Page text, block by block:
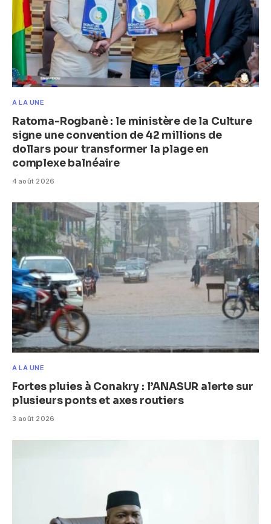
A LA UNE
Ratoma-Rogbanè : le ministère de la Culture
signe une convention de 42 millions de
dollars pour transformer la plage en
complexe balnéaire
4 août 2026
A LA UNE
Fortes pluies à Conakry : l’ANASUR alerte sur
plusieurs ponts et axes routiers
3 août 2026